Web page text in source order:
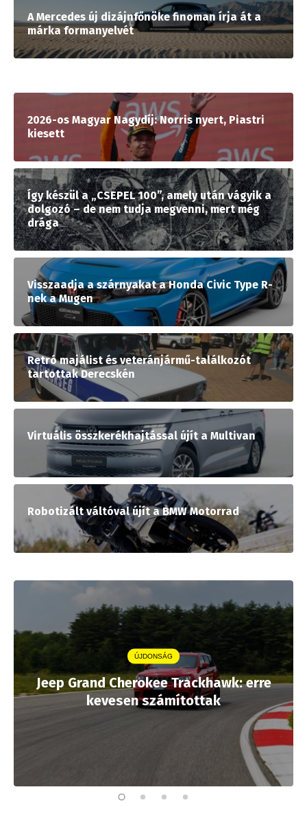
A Mercedes új dizájnfőnöke finoman írja át a
márka formanyelvét
2026-os Magyar Nagydíj: Norris nyert, Piastri
kiesett
Így készül a „CSEPEL 100”, amely után vágyik a
dolgozó – de nem tudja megvenni, mert még
drága
Visszaadja a szárnyakat a Honda Civic Type R-
nek a Mugen
Retró majálist és veteránjármű-találkozót
tartottak Derecskén
Virtuális összkerékhajtással újít a Multivan
Robotizált váltóval újít a BMW Motorrad
ÚJDONSÁG
Jeep Grand Cherokee Trackhawk: erre
kevesen számítottak